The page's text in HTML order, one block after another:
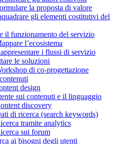
la proposta di valore
gli elementi costitutivi del
il funzionamento del servizio
l’ecosistema
i flussi di servizio
le soluzioni
di co-progettazione
design
sui contenuti e il linguaggio
discovery
di ricerca (search keywords)
tramite analytics
sui forum
ai bisogni degli utenti